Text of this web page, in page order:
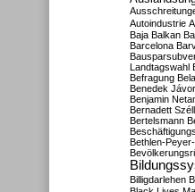
Autoindustrie
Baja Balkan
Barcelona
Landtagswahl
Befragung
Benedek Jávor
Benjamin
Bernadett Széll
Bertelsmann
Bethlen-
Billigdarlehen